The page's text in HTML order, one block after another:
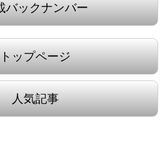
バックナンバー
トップページ
人気記事